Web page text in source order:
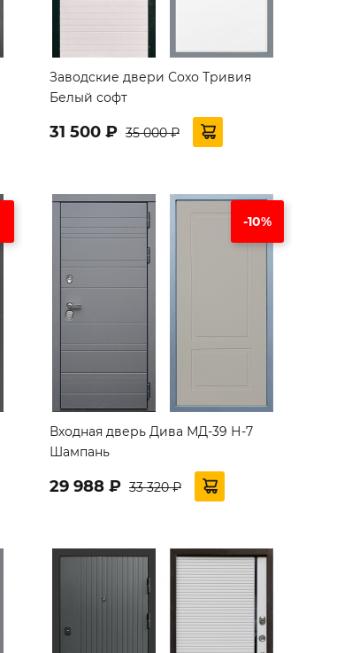
Заводские двери Сохо Тривия
Белый софт
31 500 ₽ 35 000 ₽
-10%
Входная дверь Дива МД-39 Н-7
Шампань
29 988 ₽ 33 320 ₽